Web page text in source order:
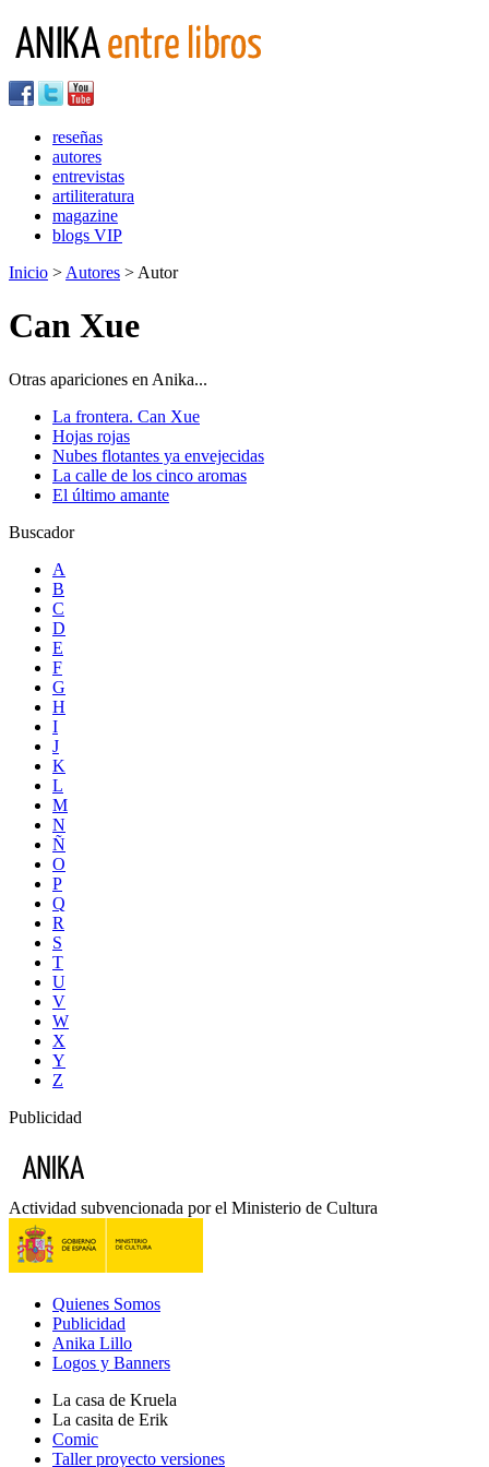
reseñas
autores
entrevistas
artiliteratura
magazine
blogs VIP
Inicio > Autores > Autor
Can Xue
Otras apariciones en Anika...
La frontera. Can Xue
Hojas rojas
Nubes flotantes ya envejecidas
La calle de los cinco aromas
El último amante
Buscador
A
B
C
D
E
F
G
H
I
J
K
L
M
N
Ñ
O
P
Q
R
S
T
U
V
W
X
Y
Z
Publicidad
Actividad subvencionada por el Ministerio de Cultura
Quienes Somos
Publicidad
Anika Lillo
Logos y Banners
La casa de Kruela
La casita de Erik
Comic
Taller proyecto versiones